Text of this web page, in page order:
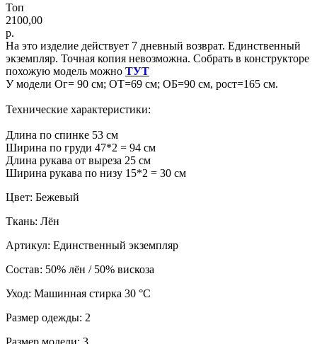
Топ
2100,00
р.
На это изделие действует 7 дневный возврат. Единственный
экземпляр. Точная копия невозможна. Собрать в конструкторе
похожую модель можно ТУТ
У модели Ог= 90 см; ОТ=69 см; ОБ=90 см, рост=165 см.
Технические характеристики:
Длина по спинке 53 см
Ширина по груди 47*2 = 94 см
Длина рукава от выреза 25 см
Ширина рукава по низу 15*2 = 30 см
Цвет: Бежевый
Ткань: Лён
Артикул: Единственный экземпляр
Состав: 50% лён / 50% вискоза
Уход: Машинная стирка 30 °C
Размер одежды: 2
Размер модели: 3